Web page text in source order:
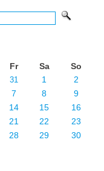
Fr Sa So
31 1 2
7 8 9
14 15 16
21 22 23
28 29 30